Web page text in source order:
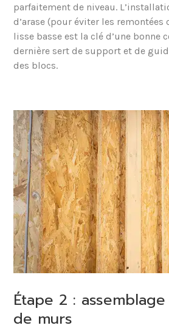
parfaitement de niveau.
d’arase (pour éviter les
lisse basse est la clé d’une bonne
dernière sert de support et de
des blocs.
Étape 2 :
de murs